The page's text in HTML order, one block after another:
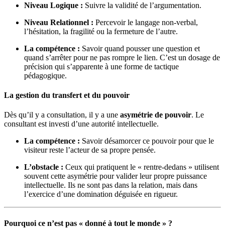
Niveau Logique : Suivre la validité de l’argumentation.
Niveau Relationnel : Percevoir le langage non-verbal,
l’hésitation, la fragilité ou la fermeture de l’autre.
La compétence : Savoir quand pousser une question et
quand s’arrêter pour ne pas rompre le lien. C’est un dosage de
précision qui s’apparente à une forme de tactique
pédagogique.
La gestion du transfert et du pouvoir
Dès qu’il y a consultation, il y a une asymétrie de pouvoir. Le
consultant est investi d’une autorité intellectuelle.
La compétence : Savoir désamorcer ce pouvoir pour que le
visiteur reste l’acteur de sa propre pensée.
L’obstacle : Ceux qui pratiquent le « rentre-dedans » utilisent
souvent cette asymétrie pour valider leur propre puissance
intellectuelle. Ils ne sont pas dans la relation, mais dans
l’exercice d’une domination déguisée en rigueur.
Pourquoi ce n’est pas « donné à tout le monde » ?